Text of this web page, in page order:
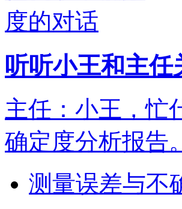
听听小王和主
主任：小王，忙
确定度分析报告
测量误差与不